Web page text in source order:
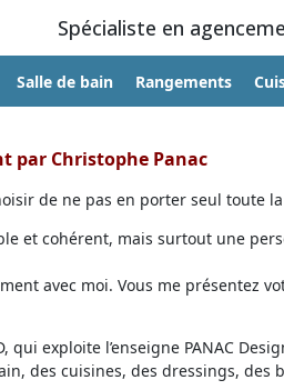
Spécialiste en
Salle de bain Rangements
par Christophe Panac
de ne pas en porter seul toute
et cohérent, mais surtout une
avec moi. Vous me présentez
qui exploite l’enseigne PANAC
des cuisines, des dressings,